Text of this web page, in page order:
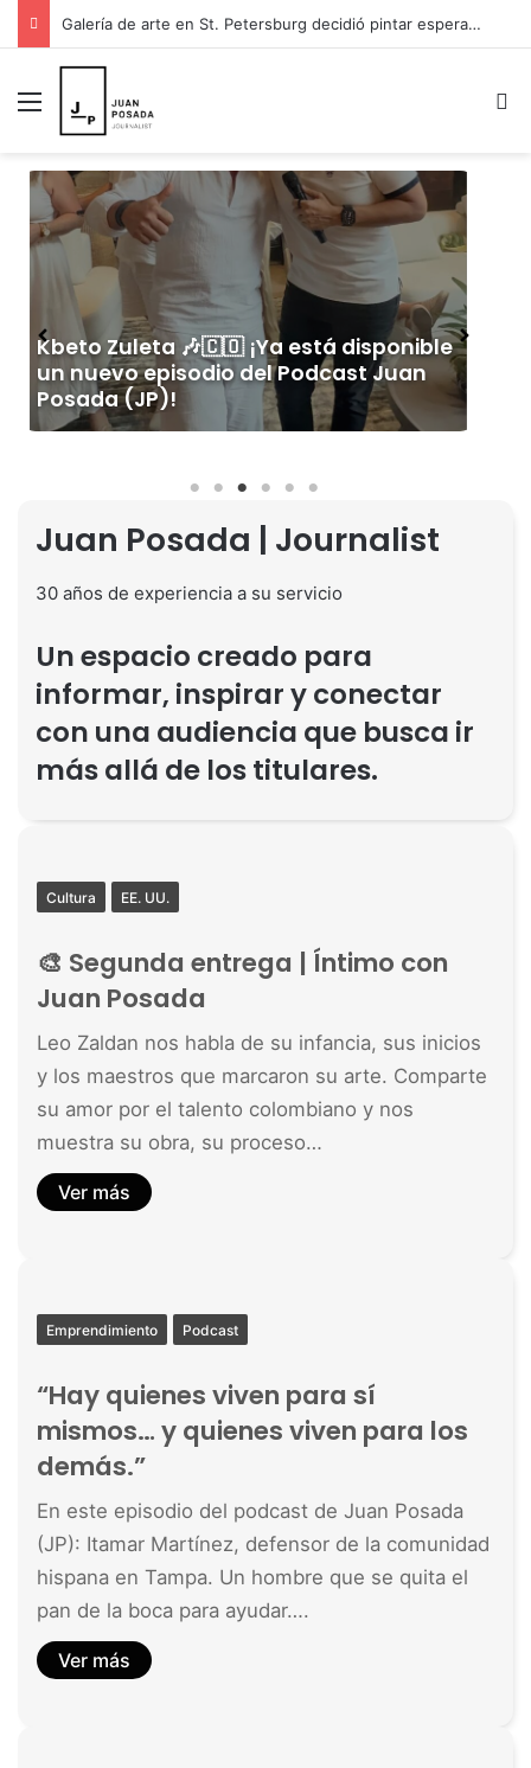
Galería de arte en St. Petersburg decidió pintar esperanza para Venezuela y donar sus ingresos a los damnificados
Menú
🎙️ WILFRAN CASTILLO ¡YA DISPONIBLE EN
EL PODCAST JUAN POSADA (JP)! 🎙️
Juan Posada | Journalist
30 años de experiencia a su servicio
Un espacio creado para
informar, inspirar y conectar
con una audiencia que busca ir
más allá de los titulares.
Cultura EE. UU.
🎨 Segunda entrega | Íntimo con
Juan Posada
Leo Zaldan nos habla de su infancia, sus inicios
y los maestros que marcaron su arte. Comparte
su amor por el talento colombiano y nos
muestra su obra, su proceso…
Ver más
Emprendimiento Podcast
“Hay quienes viven para sí
mismos… y quienes viven para los
demás.”
En este episodio del podcast de Juan Posada
(JP): Itamar Martínez, defensor de la comunidad
hispana en Tampa. Un hombre que se quita el
pan de la boca para ayudar….
Ver más